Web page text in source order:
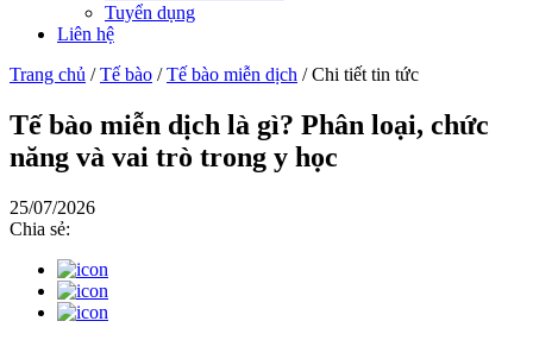
Tuyển dụng
Liên hệ
Trang chủ /Tế bào /Tế bào miễn dịch /Chi tiết tin tức
Tế bào miễn dịch là gì? Phân loại, chức
năng và vai trò trong y học
25/07/2026
Chia sẻ: